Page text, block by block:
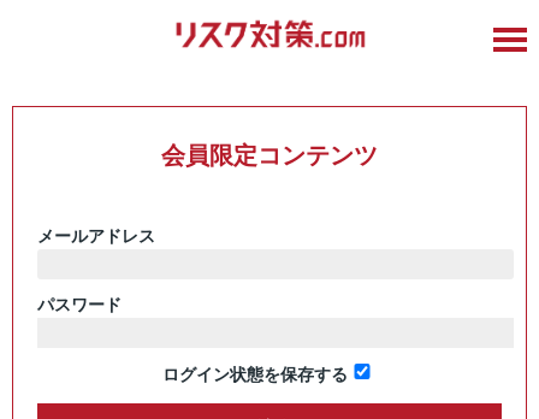
会員限定コンテンツ
メールアドレス
パスワード
ログイン状態を保存する